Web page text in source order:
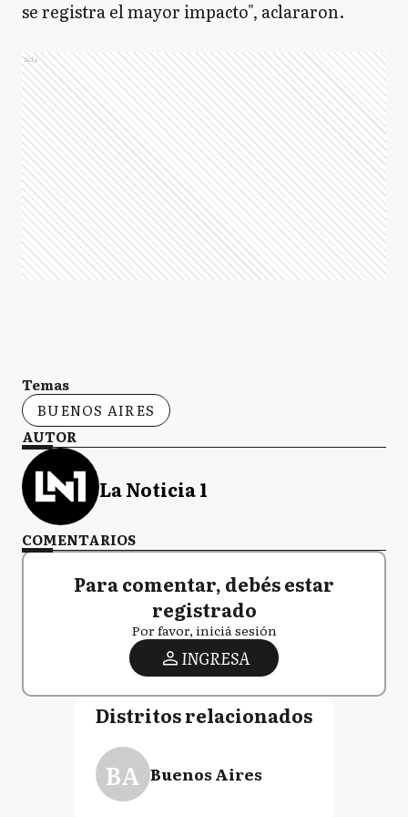
GS General San Martín
GV General Viamonte
GV General Villegas
G Guaminí
HY
H Hurlingham
Ituzaingó
JC José C. Paz
J Junín
se registra el mayor impacto", aclararon.
Ads
Temas
BUENOS AIRES
AUTOR
La Noticia 1
COMENTARIOS
Para comentar, debés estar
registrado
Por favor, iniciá sesión
INGRESA
Distritos relacionados
BA Buenos Aires